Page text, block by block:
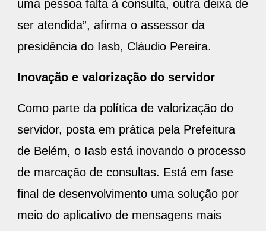
uma pessoa falta à consulta, outra deixa de
ser atendida”, afirma o assessor da
presidência do Iasb, Cláudio Pereira.
Inovação e valorização do servidor
Como parte da política de valorização do
servidor, posta em prática pela Prefeitura
de Belém, o Iasb está inovando o processo
de marcação de consultas. Está em fase
final de desenvolvimento uma solução por
meio do aplicativo de mensagens mais